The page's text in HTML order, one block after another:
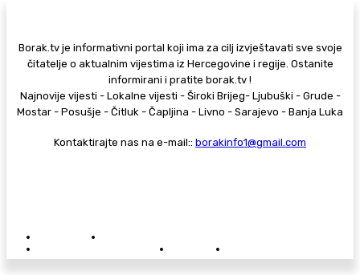
Borak.tv je informativni portal koji ima za cilj izvještavati sve svoje
čitatelje o aktualnim vijestima iz Hercegovine i regije. Ostanite
informirani i pratite borak.tv !
Najnovije vijesti - Lokalne vijesti - Široki Brijeg- Ljubuški - Grude -
Mostar - Posušje - Čitluk - Čapljina - Livno - Sarajevo - Banja Luka
Kontaktirajte nas na e-mail:: borakinfo1@gmail.com